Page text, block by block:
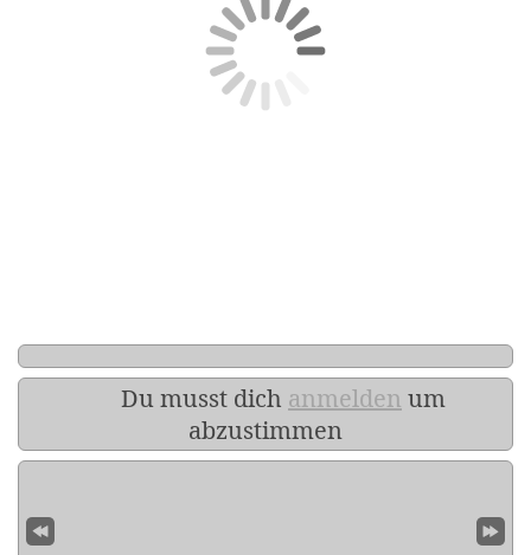
Du musst dich anmelden um
abzustimmen